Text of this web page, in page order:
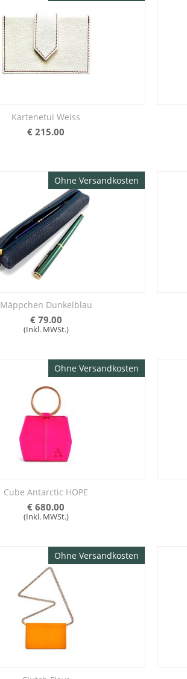
Kartenetui Weiss
€215.00
Ohne Versandkosten
Mäppchen Dunkelblau
€ 79.00
(Inkl. MWSt.)
Ohne Versandkosten
Cube Antarctic HOPE
€680.00
(Inkl. MWSt.)
Ohne Versandkosten